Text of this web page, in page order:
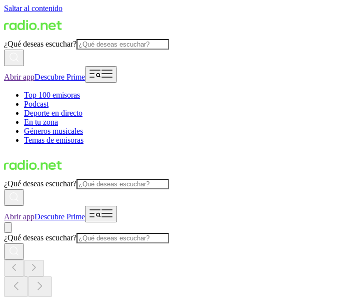
Saltar al contenido
¿Qué deseas escuchar?
Abrir appDescubre Prime
Top 100 emisoras
Podcast
Deporte en directo
En tu zona
Géneros musicales
Temas de emisoras
¿Qué deseas escuchar?
Abrir appDescubre Prime
¿Qué deseas escuchar?